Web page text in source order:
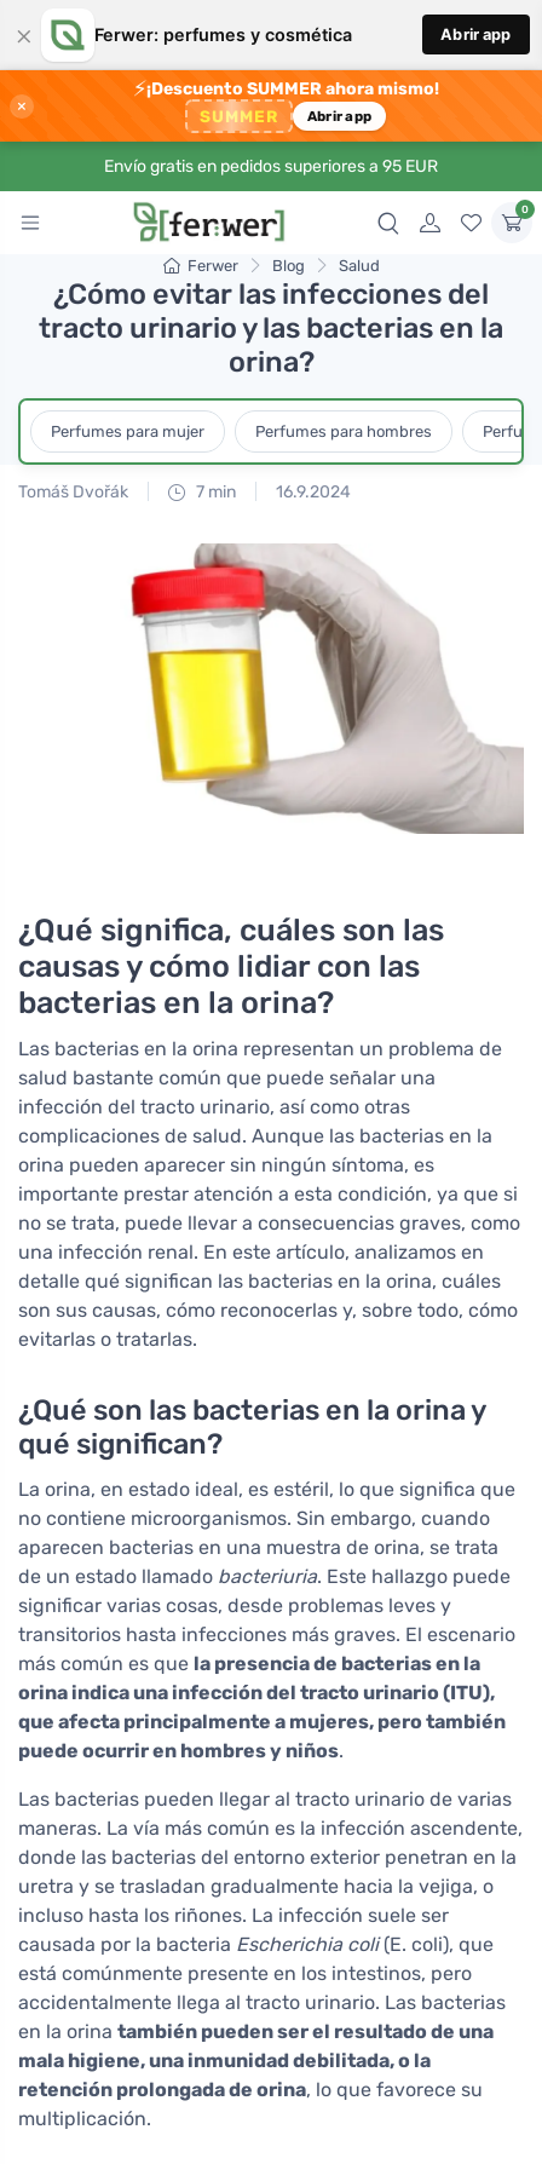
× Ferwer: perfumes y cosmética Abrir app
×
⚡¡Descuento SUMMER ahora mismo!
SUMMER Abrir app
Envío gratis en pedidos superiores a 95 EUR
0
Ferwer Blog Salud
¿Cómo evitar las infecciones del
tracto urinario y las bacterias en la
orina?
Perfumes para mujer Perfumes para hombres
Tomáš Dvořák 7 min 16.9.2024
¿Qué significa, cuáles son las
causas y cómo lidiar con las
bacterias en la orina?
Las bacterias en la orina representan un problema de
salud bastante común que puede señalar una
infección del tracto urinario, así como otras
complicaciones de salud. Aunque las bacterias en la
orina pueden aparecer sin ningún síntoma, es
importante prestar atención a esta condición, ya que si
no se trata, puede llevar a consecuencias graves, como
una infección renal. En este artículo, analizamos en
detalle qué significan las bacterias en la orina, cuáles
son sus causas, cómo reconocerlas y, sobre todo, cómo
evitarlas o tratarlas.
¿Qué son las bacterias en la orina y
qué significan?
La orina, en estado ideal, es estéril, lo que significa que
no contiene microorganismos. Sin embargo, cuando
aparecen bacterias en una muestra de orina, se trata
de un estado llamado bacteriuria. Este hallazgo puede
significar varias cosas, desde problemas leves y
transitorios hasta infecciones más graves. El escenario
más común es que la presencia de bacterias en la
orina indica una infección del tracto urinario (ITU),
que afecta principalmente a mujeres, pero también
puede ocurrir en hombres y niños.
Las bacterias pueden llegar al tracto urinario de varias
maneras. La vía más común es la infección ascendente,
donde las bacterias del entorno exterior penetran en la
uretra y se trasladan gradualmente hacia la vejiga, o
incluso hasta los riñones. La infección suele ser
causada por la bacteria Escherichia coli(E. coli), que
está comúnmente presente en los intestinos, pero
accidentalmente llega al tracto urinario. Las bacterias
en la orina también pueden ser el resultado de una
mala higiene, una inmunidad debilitada, o la
retención prolongada de orina, lo que favorece su
multiplicación.